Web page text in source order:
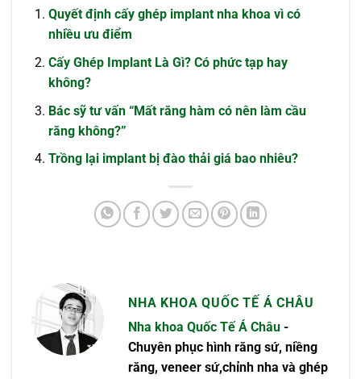
Quyết định cấy ghép implant nha khoa vì có
nhiều ưu điểm
Cấy Ghép Implant Là Gì? Có phức tạp hay
không?
Bác sỹ tư vấn “Mất răng hàm có nên làm cầu
răng không?”
Trồng lại implant bị đào thải giá bao nhiêu?
NHA KHOA QUỐC TẾ Á CHÂU
Nha khoa Quốc Tế Á Châu -
Chuyên phục hình răng sứ, niềng
răng, veneer sứ,chỉnh nha và ghép